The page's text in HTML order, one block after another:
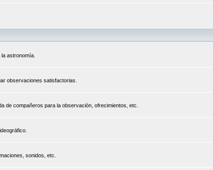
astronomía.
observaciones satisfactorias.
de compañeros para la observación, ofrecimientos, etc.
sonidos, etc.